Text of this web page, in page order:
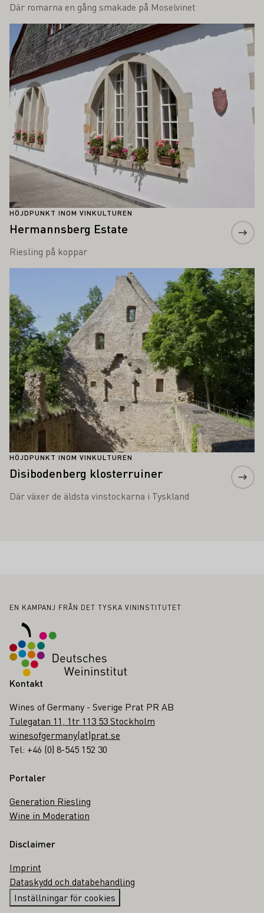
Där romarna en gång smakade på Moselvinet
HÖJDPUNKT INOM VINKULTUREN
Hermannsberg Estate
Riesling på koppar
Läs mer om detta
HÖJDPUNKT INOM VINKULTUREN
Disibodenberg klosterruiner
Där växer de äldsta vinstockarna i Tyskland
Sidfot
EN KAMPANJ FRÅN DET TYSKA VININSTITUTET
Kontakt
Wines of Germany - Sverige Prat PR AB
Tulegatan 11, 1tr 113 53 Stockholm
winesofgermany(at)prat.se
Tel: +46 (0) 8-545 152 30
Portaler
Generation Riesling
Wine in Moderation
Disclaimer
Imprint
Dataskydd och databehandling
Inställningar för cookies